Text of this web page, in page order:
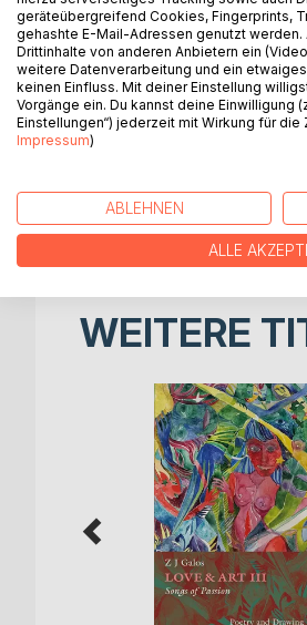
Age is only a number,
operations on my hip
Have I walked during my
we enjoyed the summer
Viennese Woods near
Back to Vienna from
local physician to take
life awaited me:
city from many different
extensive walks.
WEITERE
geräteübergreifend Cookies, Fingerprints,
gehashte E-Mail-Adressen genutzt
Drittinhalte von anderen Anbietern ein
weitere Datenverarbeitung und ein
keinen Einfluss. Mit deiner Einstellung
Vorgänge ein. Du kannst deine Einwilligung
Einstellungen“) jederzeit mit Wirkung für
Impressum)
ABLEHNEN
ALLE